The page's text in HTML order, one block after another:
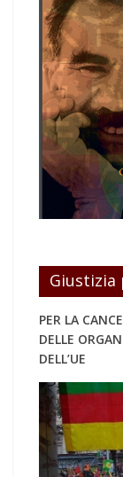
Giustizia
PER LA
DELLE
DELL’UE